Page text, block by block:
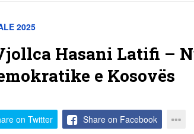
2025
Hasani Latifi –
e Kosovës
on Twitter Share on Facebook